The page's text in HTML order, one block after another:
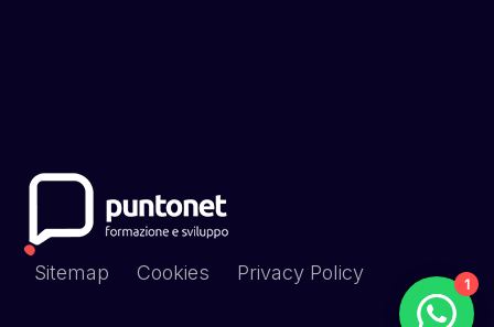
Sitemap Cookies Privacy Policy 1